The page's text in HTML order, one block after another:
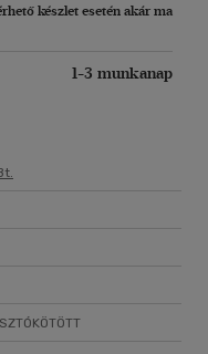
készlet esetén akár ma
1-3 munkanap